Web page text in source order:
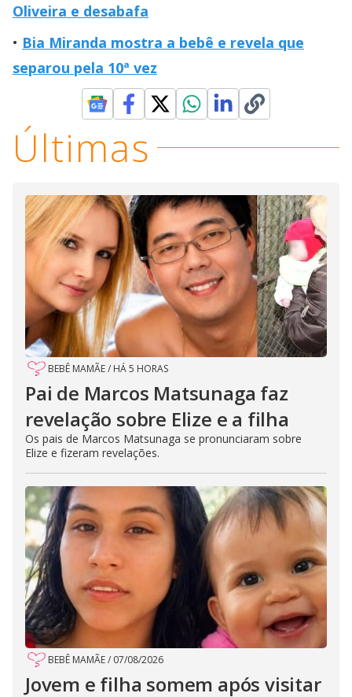
Oliveira e desabafa
Bia Miranda mostra a bebê e revela que
separou pela 10ª vez
Últimas
BEBÊ MAMÃE/ HÁ 5 HORAS
Pai de Marcos Matsunaga faz
revelação sobre Elize e a filha
Os pais de Marcos Matsunaga se pronunciaram sobre
Elize e fizeram revelações.
BEBÊ MAMÃE/ 07/08/2026
Jovem e filha somem após visitar